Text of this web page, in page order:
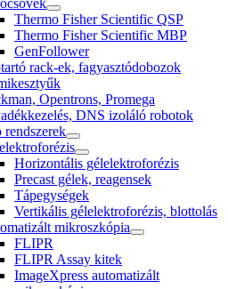
Thermo Fisher Scientific QSP
Thermo Fisher Scientific MBP
GenFollower
rack-ek, fagyasztódobozok
Opentrons, Promega
DNS izoláló robotok
Horizontális gélelektroforézis
Precast gélek, reagensek
Tápegységek
Vertikális gélelektroforézis, blottolás
mikroszkópia
FLIPR
FLIPR Assay kitek
ImageXpress automatizált